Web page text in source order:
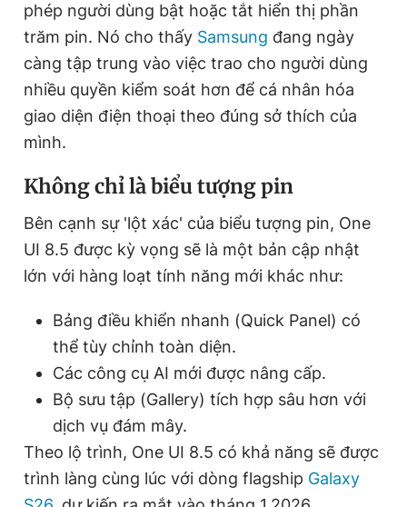
phép người dùng bật hoặc tắt hiển thị phần
trăm pin. Nó cho thấy Samsung đang ngày
càng tập trung vào việc trao cho người dùng
nhiều quyền kiểm soát hơn để cá nhân hóa
giao diện điện thoại theo đúng sở thích của
mình.
Không chỉ là biểu tượng pin
Bên cạnh sự 'lột xác' của biểu tượng pin, One
UI 8.5 được kỳ vọng sẽ là một bản cập nhật
lớn với hàng loạt tính năng mới khác như:
Bảng điều khiển nhanh (Quick Panel) có
thể tùy chỉnh toàn diện.
Các công cụ AI mới được nâng cấp.
Bộ sưu tập (Gallery) tích hợp sâu hơn với
dịch vụ đám mây.
Theo lộ trình, One UI 8.5 có khả năng sẽ được
trình làng cùng lúc với dòng flagship Galaxy